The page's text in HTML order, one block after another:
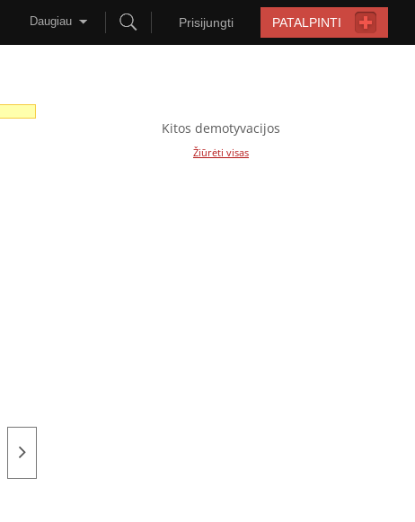
PATALPINTI
Prisijungti
Daugiau
Kitos demotyvacijos
Žiūrėti visas